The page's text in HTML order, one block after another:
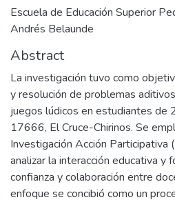
Escuela de Educación Superior
Andrés Belaunde
Abstract
La investigación tuvo como
y resolución de problemas
juegos lúdicos en estudiantes de
17666, El Cruce-Chirinos. Se
Investigación Acción Participativa
analizar la interacción educativa y
confianza y colaboración entre
enfoque se concibió como un